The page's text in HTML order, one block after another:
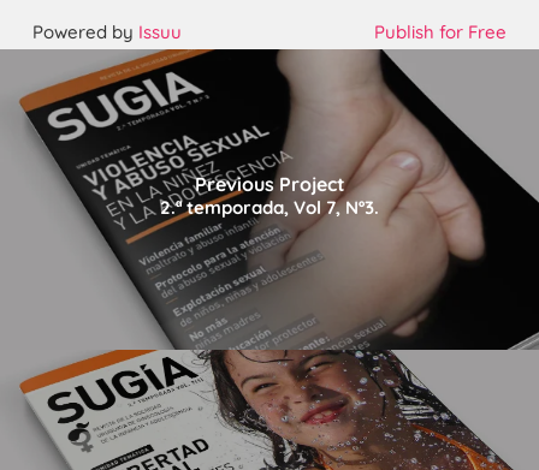
Powered by Issuu Publish for Free
Previous Project
2.ª temporada, Vol 7, Nº3.